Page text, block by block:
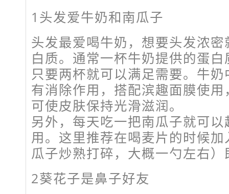
1头发爱牛奶和南瓜子
头发最爱喝牛奶，想要头发浓
白质。通常一杯牛奶提供的蛋
只要两杯就可以满足需要。牛
有消除作用，搭配滨趣面膜使
可使皮肤保持光滑滋润。
另外，每天吃一把南瓜子就可
用。这里推荐在喝麦片的时候
瓜子炒熟打碎，大概一勺左右）
2葵花子是鼻子好友